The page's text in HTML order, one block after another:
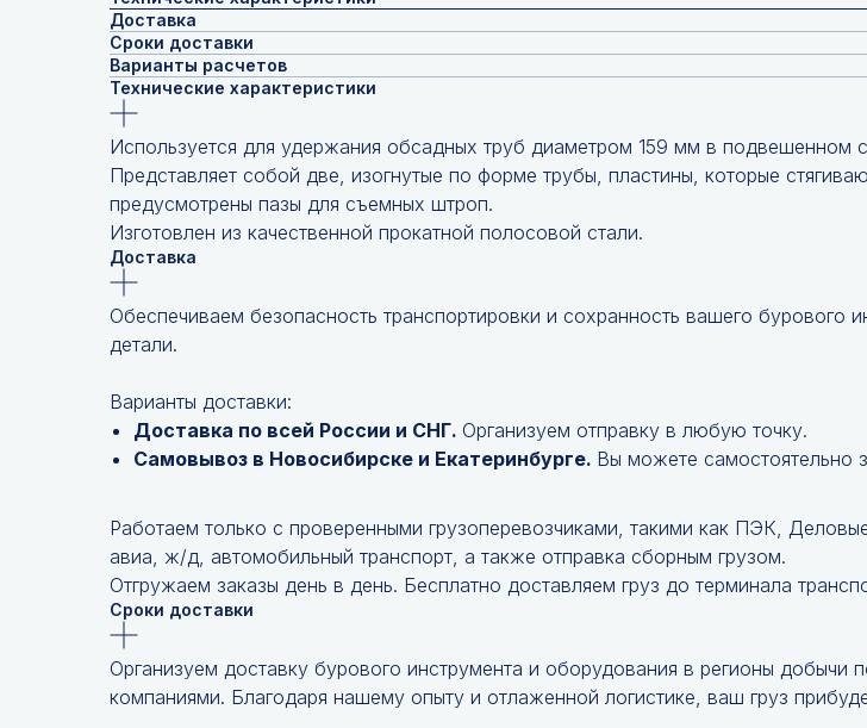
Доставка
Сроки доставки
Варианты расчетов
Технические характеристики
Используется для удержания обсадных труб диаметром 159 мм в подвешенном
Представляет собой две, изогнутые по форме трубы, пластины, которые
предусмотрены пазы для съемных штроп.
Изготовлен из качественной прокатной полосовой стали.
Доставка
Обеспечиваем безопасность транспортировки и сохранность вашего
детали.
Варианты доставки:
Доставка по всей России и СНГ. Организуем отправку в любую точку.
Самовывоз в Новосибирске и Екатеринбурге. Вы можете самостоятельно
Работаем только с проверенными грузоперевозчиками, такими как ПЭК,
авиа, ж/д, автомобильный транспорт, а также отправка сборным грузом.
Отгружаем заказы день в день. Бесплатно доставляем груз до терминала
Сроки доставки
Организуем доставку бурового инструмента и оборудования в регионы
компаниями. Благодаря нашему опыту и отлаженной логистике, ваш груз